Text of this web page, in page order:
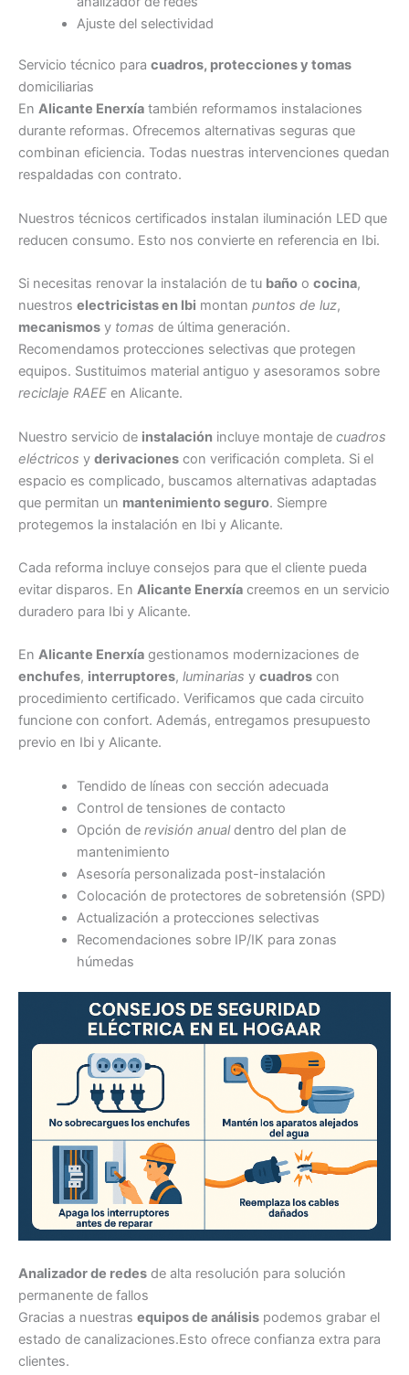
Ajuste del selectividad
Servicio técnico para cuadros, protecciones y tomas
domiciliarias
En Alicante Enerxía también reformamos instalaciones
durante reformas. Ofrecemos alternativas seguras que
combinan eficiencia. Todas nuestras intervenciones quedan
respaldadas con contrato.
Nuestros técnicos certificados instalan iluminación LED que
reducen consumo. Esto nos convierte en referencia en Ibi.
Si necesitas renovar la instalación de tu baño o cocina,
nuestros electricistas en Ibi montan puntos de luz,
mecanismos y tomas de última generación.
Recomendamos protecciones selectivas que protegen
equipos. Sustituimos material antiguo y asesoramos sobre
reciclaje RAEE en Alicante.
Nuestro servicio de instalación incluye montaje de cuadros
eléctricos y derivaciones con verificación completa. Si el
espacio es complicado, buscamos alternativas adaptadas
que permitan un mantenimiento seguro. Siempre
protegemos la instalación en Ibi y Alicante.
Cada reforma incluye consejos para que el cliente pueda
evitar disparos. En Alicante Enerxía creemos en un servicio
duradero para Ibi y Alicante.
En Alicante Enerxía gestionamos modernizaciones de
enchufes, interruptores, luminarias y cuadros con
procedimiento certificado. Verificamos que cada circuito
funcione con confort. Además, entregamos presupuesto
previo en Ibi y Alicante.
Tendido de líneas con sección adecuada
Control de tensiones de contacto
Opción de revisión anualdentro del plan de
mantenimiento
Asesoría personalizada post-instalación
Colocación de protectores de sobretensión (SPD)
Actualización a protecciones selectivas
Recomendaciones sobre IP/IK para zonas
húmedas
Analizador de redes de alta resolución para solución
permanente de fallos
Gracias a nuestras equipos de análisis podemos grabar el
estado de canalizaciones.Esto ofrece confianza extra para
clientes.